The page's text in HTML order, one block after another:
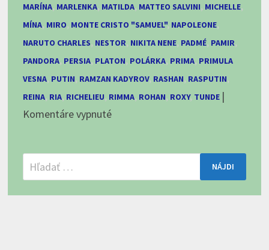
MARÍNA, MARLENKA, MATILDA, MATTEO SALVINI, MICHELLE,
MÍNA, MIRO, MONTE CRISTO "SAMUEL", NAPOLEONE,
NARUTO CHARLES, NESTOR, NIKITA NENE, PADMÉ, PAMIR,
PANDORA, PERSIA, PLATON, POLÁRKA, PRIMA, PRIMULA
VESNA, PUTIN, RAMZAN KADYROV, RASHAN, RASPUTIN,
REINA, RIA, RICHELIEU, RIMMA, ROHAN, ROXY, TUNDE |
Komentáre vypnuténa
A
Hľadať: